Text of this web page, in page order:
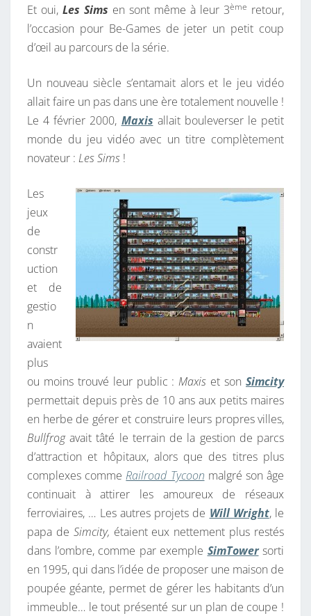
L
L
A
V
E
N
D
4
0
€
S
A
N
S
A
I
S
D
E
N
O
T
A
R
E
A
I
R
Et oui, Les Sims en sont même à leur 3ème retour,
l’occasion pour Be-Games de jeter un petit coup
d’œil au parcours de la série.
Un nouveau siècle s’entamait alors et le jeu vidéo
allait faire un pas dans une ère totalement nouvelle !
Le 4 février 2000, Maxis allait bouleverser le petit
monde du jeu vidéo avec un titre complètement
novateur : Les Sims !
Les
jeux
de
constr
uction
et de
gestio
n
avaient
plus
ou moins trouvé leur public :Maxis et sonSimcity
permettait depuis près de 10 ans aux petits maires
en herbe de gérer et construire leurs propres villes,
Bullfrogavait tâté le terrain de la gestion de parcs
d’attraction et hôpitaux, alors que des titres plus
complexes commeRailroad Tycoon malgré son âge
continuait à attirer les amoureux de réseaux
ferroviaires, … Les autres projets de Will Wright, le
papa de Simcity, étaient eux nettement plus restés
dans l’ombre, comme par exemple SimTowersorti
en 1995, qui dans l’idée de proposer une maison de
poupée géante, permet de gérer les habitants d’un
immeuble… le tout présenté sur un plan de coupe !